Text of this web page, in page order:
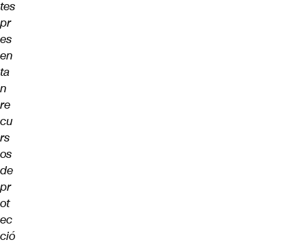
tes
pr
es
en
ta
n
re
cu
rs
os
de
pr
ot
ec
ció